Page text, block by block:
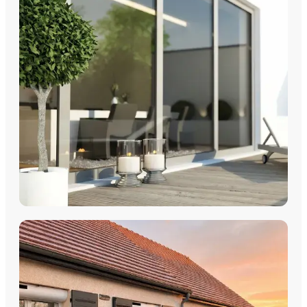
Fenêtres PVC Fenêtres Aluminium
Fenêtres Multimatériaux
Fenêtres Bois
Découvrez nos fenêtres PVC, aluminium, bois et
multimatériaux, avec pose par les équipes Plein Jour Habitat.
DÉCOUVRIR
COULISSANTS & BAIES VITRÉES
Coulissants Aluminium
Découvrez nos Baies coulissantes et portes-fenêtres
aluminium avec pose par les équipes Plein Jour Habitat.